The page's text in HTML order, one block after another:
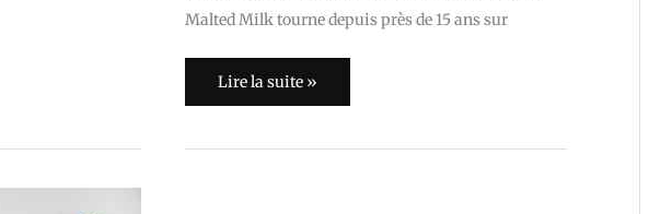
Malted Milk tourne depuis près de 15 ans sur
Lire la suite »